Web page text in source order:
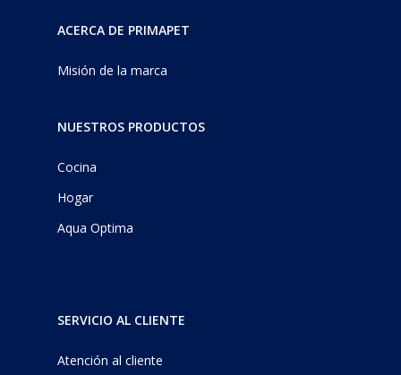
ACERCA DE PRIMAPET
Misión de la marca
NUESTROS PRODUCTOS
Cocina
Hogar
Aqua Optima
SERVICIO AL CLIENTE
Atención al cliente